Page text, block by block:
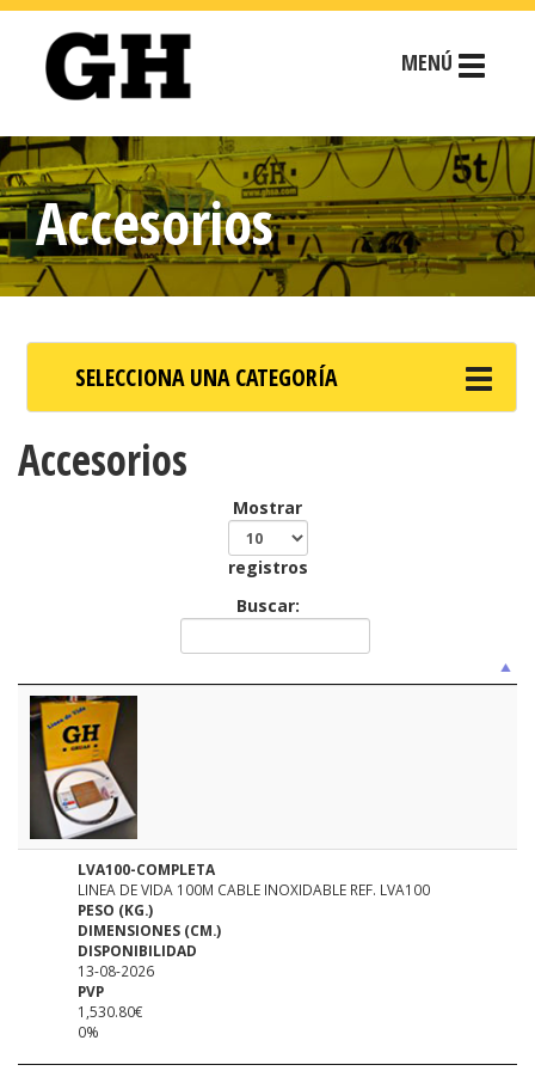
MENÚ
Accesorios
SELECCIONA UNA CATEGORÍA
Accesorios
Mostrar
registros
Buscar:
LVA100-COMPLETA
LINEA DE VIDA 100M CABLE INOXIDABLE REF. LVA100
PESO (KG.)
DIMENSIONES (CM.)
DISPONIBILIDAD
13-08-2026
PVP
1,530.80€
0%